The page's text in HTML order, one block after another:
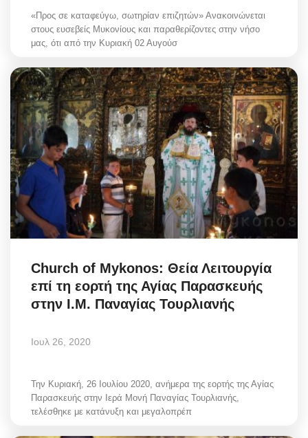
«Προς σε καταφεύγω, σωτηρίαν επιζητών» Ανακοινώνεται
στους ευσεβείς Μυκονίους και παραθερίζοντες στην νήσο
μας, ότι από την Κυριακή 02 Αυγούσ
Church of Mykonos: Θεία Λειτουργία
επί τη εορτή της Αγίας Παρασκευής
στην Ι.Μ. Παναγίας Τουρλιανής
Ιουλ 26, 2020
Την Κυριακή, 26 Ιουλίου 2020, ανήμερα της εορτής της Αγίας
Παρασκευής στην Ιερά Μονή Παναγίας Τουρλιανής,
τελέσθηκε με κατάνυξη και μεγαλοπρέπ